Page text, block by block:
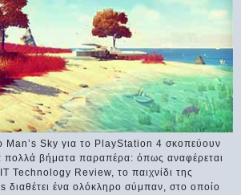
Manʼs Sky για το PlayStation 4 σκοπεύουν
πολλά βήματα παραπέρα: όπως αναφέρεται
Technology Review, το παιχνίδι της
διαθέτει ένα ολόκληρο σύμπαν, στο οποίο